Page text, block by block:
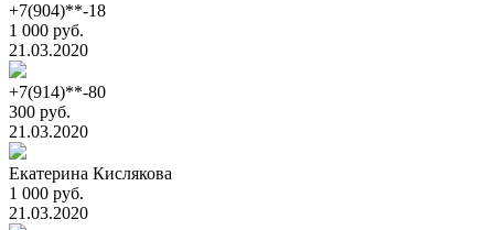
+7(904)**-18
1 000 руб.
21.03.2020
+7(914)**-80
300 руб.
21.03.2020
Екатерина Кислякова
1 000 руб.
21.03.2020